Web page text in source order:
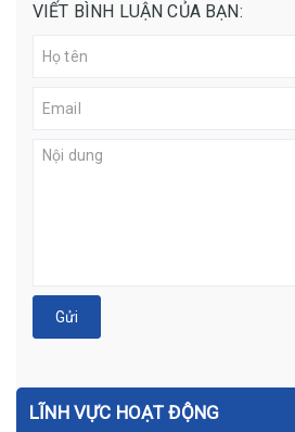
VIẾT BÌNH LUẬN CỦA BẠN:
Gửi
LĨNH VỰC HOẠT ĐỘNG